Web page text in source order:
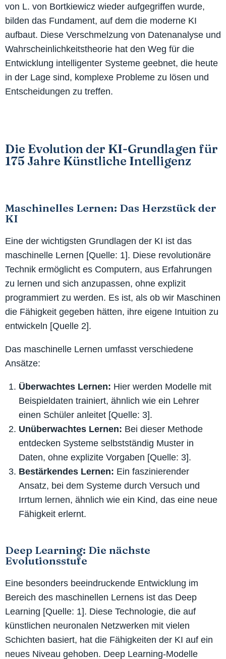
von L. von Bortkiewicz wieder aufgegriffen wurde,
bilden das Fundament, auf dem die moderne KI
aufbaut. Diese Verschmelzung von Datenanalyse und
Wahrscheinlichkeitstheorie hat den Weg für die
Entwicklung intelligenter Systeme geebnet, die heute
in der Lage sind, komplexe Probleme zu lösen und
Entscheidungen zu treffen.
Die Evolution der KI-Grundlagen für
175 Jahre Künstliche Intelligenz
Maschinelles Lernen: Das Herzstück der
KI
Eine der wichtigsten Grundlagen der KI ist das
maschinelle Lernen [Quelle: 1]. Diese revolutionäre
Technik ermöglicht es Computern, aus Erfahrungen
zu lernen und sich anzupassen, ohne explizit
programmiert zu werden. Es ist, als ob wir Maschinen
die Fähigkeit gegeben hätten, ihre eigene Intuition zu
entwickeln [Quelle 2].
Das maschinelle Lernen umfasst verschiedene
Ansätze:
Überwachtes Lernen: Hier werden Modelle mit
Beispieldaten trainiert, ähnlich wie ein Lehrer
einen Schüler anleitet [Quelle: 3].
Unüberwachtes Lernen: Bei dieser Methode
entdecken Systeme selbstständig Muster in
Daten, ohne explizite Vorgaben [Quelle: 3].
Bestärkendes Lernen: Ein faszinierender
Ansatz, bei dem Systeme durch Versuch und
Irrtum lernen, ähnlich wie ein Kind, das eine neue
Fähigkeit erlernt.
Deep Learning: Die nächste
Evolutionsstufe
Eine besonders beeindruckende Entwicklung im
Bereich des maschinellen Lernens ist das Deep
Learning [Quelle: 1]. Diese Technologie, die auf
künstlichen neuronalen Netzwerken mit vielen
Schichten basiert, hat die Fähigkeiten der KI auf ein
neues Niveau gehoben. Deep Learning-Modelle